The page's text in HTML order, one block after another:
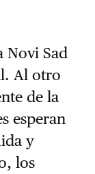
Novi Sad
Al otro
de la
esperan
y
los